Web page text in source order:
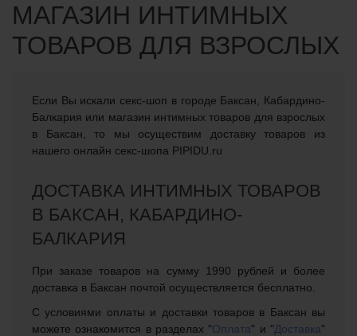
МАГАЗИН ИНТИМНЫХ
ТОВАРОВ ДЛЯ ВЗРОСЛЫХ
Если Вы искали cекс-шоп в городе Баксан, Кабардино-
Балкария или магазин интимных товаров для взрослых
в Баксан, то мы осуществим доставку товаров из
нашего онлайн секс-шопа PIPIDU.ru
ДОСТАВКА ИНТИМНЫХ ТОВАРОВ
В БАКСАН, КАБАРДИНО-
БАЛКАРИЯ
При заказе товаров на сумму 1990 рублей и более
доставка в Баксан почтой осуществляется бесплатно.
С условиями оплаты и доставки товаров в Баксан вы
можете ознакомится в разделах "Оплата" и "Доставка"